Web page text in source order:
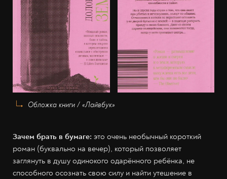
Обложка книги / «Лайвбук»
Зачем брать в бумаге: это очень необычный короткий
роман (буквально на вечер), который позволяет
заглянуть в душу одинокого одарённого ребёнка, не
способного осознать свою силу и найти утешение в